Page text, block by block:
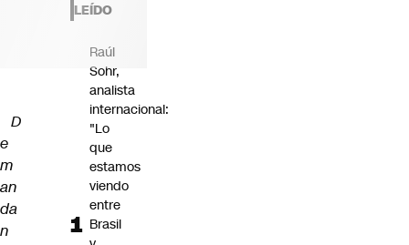
D
e
m
an
da
n
LEÍDO
Raúl
Sohr,
analista
internacional:
"Lo
que
estamos
viendo
entre
Brasil